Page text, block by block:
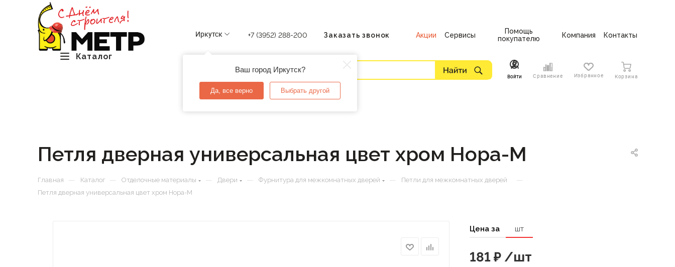
Каталог
Иркутск
Ваш город Иркутск?
Да, все верно Выбрать другой
+7 (3952) 288-200 Заказать звонок Акции Сервисы
Помощь
покупателю
Компания Контакты
Войти Сравнение Избранное Корзина
Петля дверная универсальная цвет хром Нора-М
Главная — Каталог — Отделочные материалы — Двери — Фурнитура для межкомнатных дверей — Петли для межкомнатных дверей —
Петля дверная универсальная цвет хром Нора-М
Цена за шт
181₽/шт